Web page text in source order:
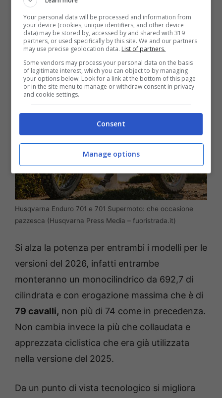
le due hanno impostazioni ben differenti, con
la prima che infatti monta delle ruote da 21 e
da 18 pollici, mentre la seconda sfrutta
varianti da 17.
Husqvarna Enduro 701 e 701 Supermoto: che occasione
pazzesca (Husqvarna Press Media – fuoristrada.it)
Si alza la potenza per entrambi i modelli per le
versioni del 2026, infatti entrambe
monteranno un monocilindrico da 692,7 di
cilindrata e con erogazione massima che è di
79 cavalli, non più di 74 come in precedenza.
Non cambia invece la più che collaudata e
apprezzata ciclistica che era già utilizzata
nella versione del 2025.
Da un punto di vista tecnologico si migliora
Your personal data will be processed and information from
your device (cookies, unique identifiers, and other device
data) may be stored by, accessed by and shared with 319
partners, or used specifically by this site. We and our partners
may use precise geolocation data. List of partners.
Some vendors may process your personal data on the basis
of legitimate interest, which you can object to by managing
your options below. Look for a link at the bottom of this page
or in the site menu to manage or withdraw consent in privacy
and cookie settings.
Consent
Manage options